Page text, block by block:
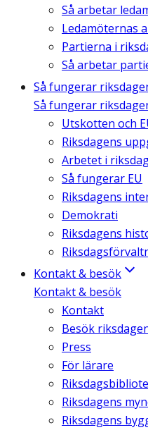
Så arbetar
Ledamöternas
Partierna i
Så arbetar
Så fungerar
Så fungerar
Utskotten och
Riksdagens
Arbetet i
Så fungerar EU
Riksdagens
Demokrati
Riksdagens
Kontakt & besök
Kontakt & besök
Kontakt
Besök
Press
För lärare
Riksdagens
Riksdagens